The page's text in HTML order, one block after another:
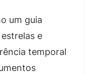
um guia
e
temporal